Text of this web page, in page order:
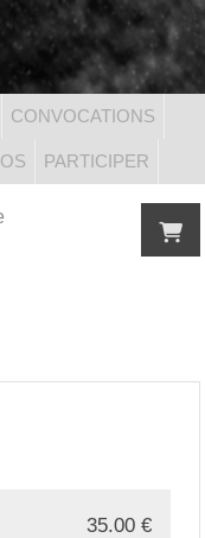
CONVOCATIONS
PARTICIPER
35.00 €